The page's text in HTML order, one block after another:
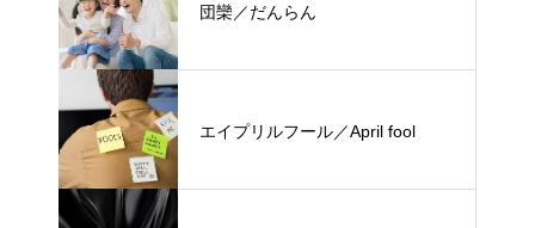
団欒／だんらん
エイプリルフール／April fool